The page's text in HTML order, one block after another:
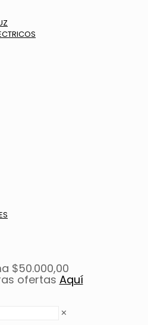
$50.000,00
ofertas Aquí
✕